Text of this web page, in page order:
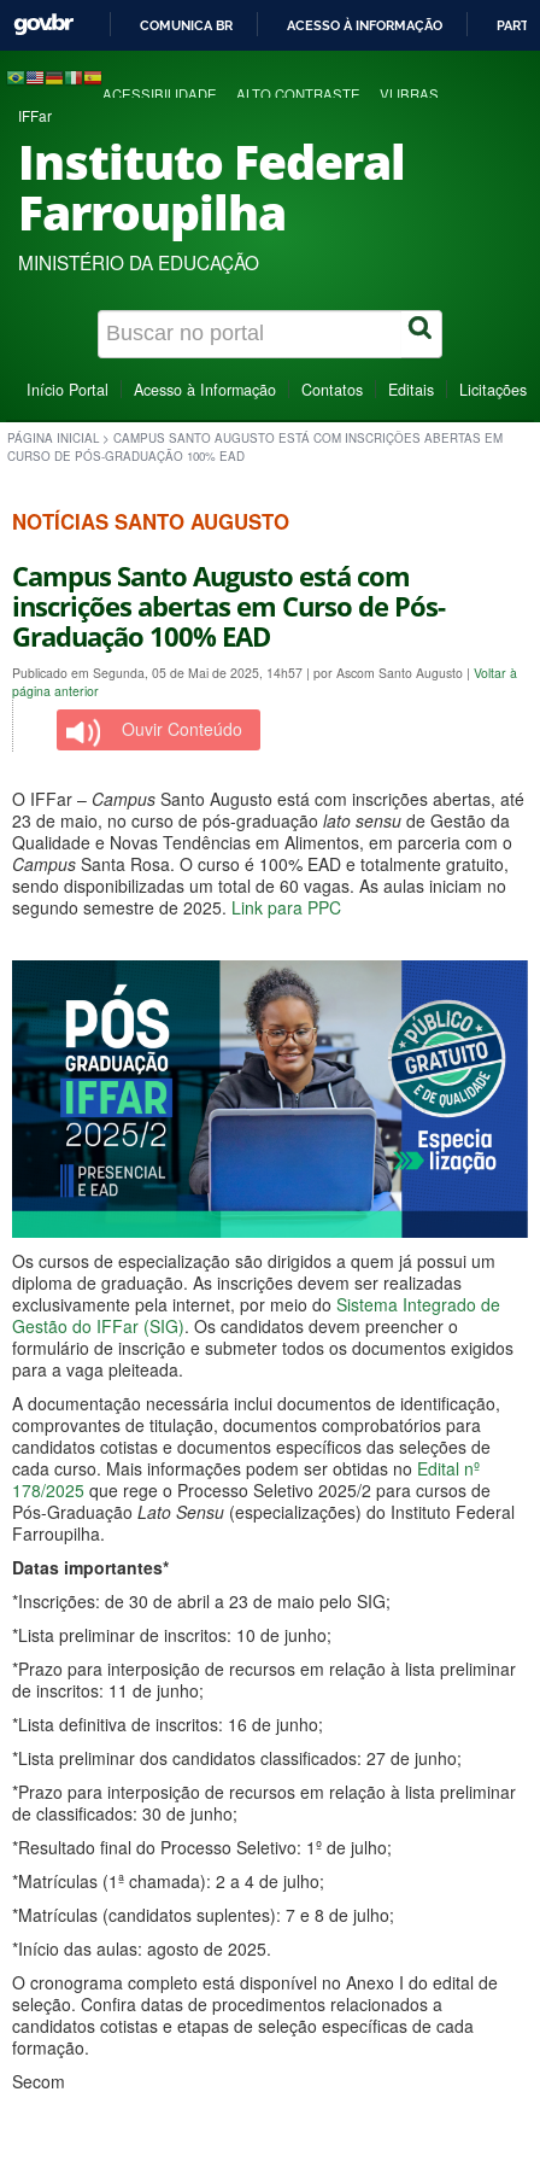
COMUNICA BR ACESSO À INFORMAÇÃO
ACESSIBILIDADE ALTO CONTRASTE VLIBRAS
IFFar
Instituto Federal
Farroupilha
MINISTÉRIO DA EDUCAÇÃO
Início Portal Acesso à Informação Contatos Editais Licitações
PÁGINA INICIAL > CAMPUS SANTO AUGUSTO ESTÁ COM INSCRIÇÕES ABERTAS EM
CURSO DE PÓS-GRADUAÇÃO 100% EAD
NOTÍCIAS SANTO AUGUSTO
Campus Santo Augusto está com
inscrições abertas em Curso de Pós-
Graduação 100% EAD
Publicado em Segunda, 05 de Mai de 2025, 14h57 | por Ascom Santo Augusto | Voltar à
página anterior
Ouvir Conteúdo
O IFFar – Campus Santo Augusto está com inscrições abertas, até
23 de maio, no curso de pós-graduação lato sensu de Gestão da
Qualidade e Novas Tendências em Alimentos, em parceria com o
Campus Santa Rosa. O curso é 100% EAD e totalmente gratuito,
sendo disponibilizadas um total de 60 vagas. As aulas iniciam no
segundo semestre de 2025. Link para PPC
Os cursos de especialização são dirigidos a quem já possui um
diploma de graduação. As inscrições devem ser realizadas
exclusivamente pela internet, por meio do Sistema Integrado de
Gestão do IFFar (SIG). Os candidatos devem preencher o
formulário de inscrição e submeter todos os documentos exigidos
para a vaga pleiteada.
A documentação necessária inclui documentos de identificação,
comprovantes de titulação, documentos comprobatórios para
candidatos cotistas e documentos específicos das seleções de
cada curso. Mais informações podem ser obtidas no Edital nº
178/2025 que rege o Processo Seletivo 2025/2 para cursos de
Pós-Graduação Lato Sensu (especializações) do Instituto Federal
Farroupilha.
Datas importantes*
*Inscrições: de 30 de abril a 23 de maio pelo SIG;
*Lista preliminar de inscritos: 10 de junho;
*Prazo para interposição de recursos em relação à lista preliminar
de inscritos: 11 de junho;
*Lista definitiva de inscritos: 16 de junho;
*Lista preliminar dos candidatos classificados: 27 de junho;
*Prazo para interposição de recursos em relação à lista preliminar
de classificados: 30 de junho;
*Resultado final do Processo Seletivo: 1º de julho;
*Matrículas (1ª chamada): 2 a 4 de julho;
*Matrículas (candidatos suplentes): 7 e 8 de julho;
*Início das aulas: agosto de 2025.
O cronograma completo está disponível no Anexo I do edital de
seleção. Confira datas de procedimentos relacionados a
candidatos cotistas e etapas de seleção específicas de cada
formação.
Secom